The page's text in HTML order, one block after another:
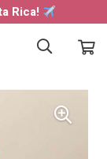
Rica!